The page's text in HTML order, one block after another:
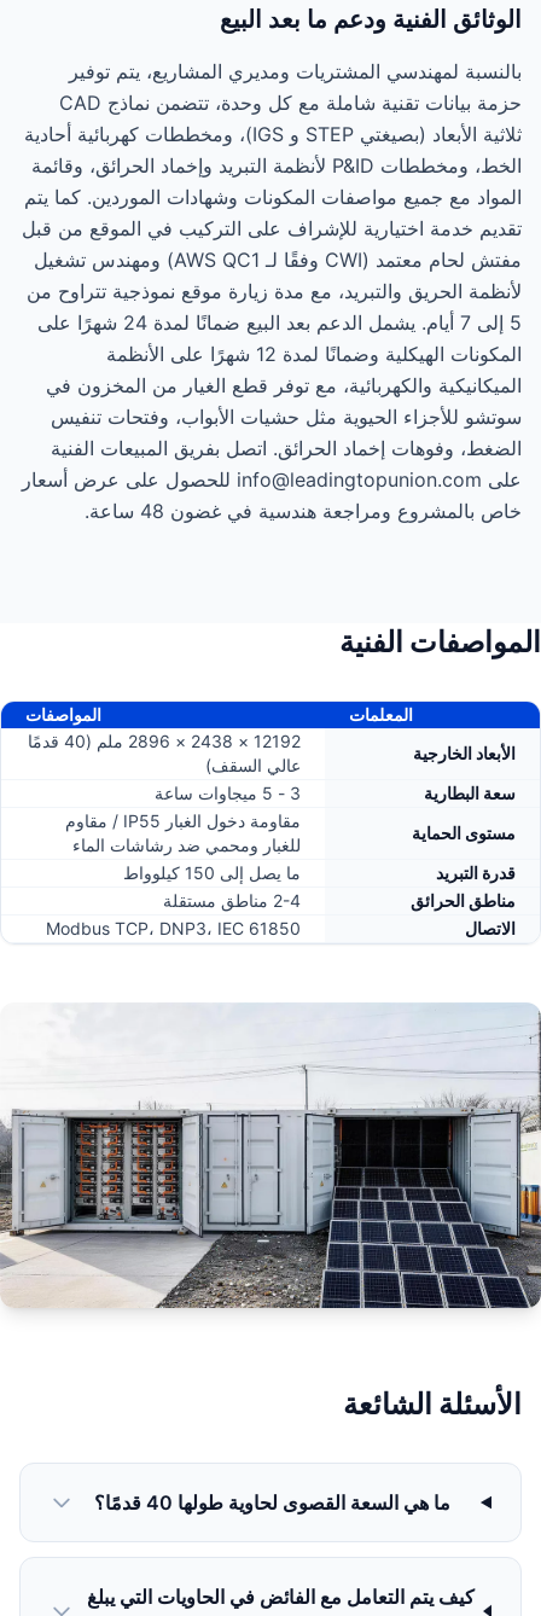
الوثائق الفنية ودعم ما بعد البيع
بالنسبة لمهندسي المشتريات ومديري المشاريع، يتم توفير
حزمة بيانات تقنية شاملة مع كل وحدة، تتضمن نماذج CAD
ثلاثية الأبعاد (بصيغتي STEP و IGS)، ومخططات كهربائية أحادية
الخط، ومخططات P&ID لأنظمة التبريد وإخماد الحرائق، وقائمة
المواد مع جميع مواصفات المكونات وشهادات الموردين. كما يتم
تقديم خدمة اختيارية للإشراف على التركيب في الموقع من قبل
مفتش لحام معتمد (CWI وفقًا لـ AWS QC1) ومهندس تشغيل
لأنظمة الحريق والتبريد، مع مدة زيارة موقع نموذجية تتراوح من
5 إلى 7 أيام. يشمل الدعم بعد البيع ضمانًا لمدة 24 شهرًا على
المكونات الهيكلية وضمانًا لمدة 12 شهرًا على الأنظمة
الميكانيكية والكهربائية، مع توفر قطع الغيار من المخزون في
سوتشو للأجزاء الحيوية مثل حشيات الأبواب، وفتحات تنفيس
الضغط، وفوهات إخماد الحرائق. اتصل بفريق المبيعات الفنية
على info@leadingtopunion.com للحصول على عرض أسعار
خاص بالمشروع ومراجعة هندسية في غضون 48 ساعة.
المواصفات الفنية
المعلمات
المواصفات
الأبعاد الخارجية
12192 × 2438 × 2896 ملم (40 قدمًا
عالي السقف)
سعة البطارية
3 - 5 ميجاوات ساعة
مستوى الحماية
مقاومة دخول الغبار IP55 / مقاوم
للغبار ومحمي ضد رشاشات الماء
قدرة التبريد
ما يصل إلى 150 كيلوواط
مناطق الحرائق
2-4 مناطق مستقلة
الاتصال
Modbus TCP، DNP3، IEC 61850
الأسئلة الشائعة
ما هي السعة القصوى لحاوية طولها 40 قدمًا؟
كيف يتم التعامل مع الفائض في الحاويات التي يبلغ